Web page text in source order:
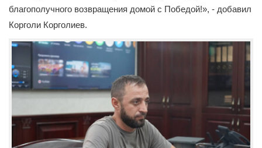
благополучного возвращения домой с Победой!», - добавил
Корголи Корголиев.